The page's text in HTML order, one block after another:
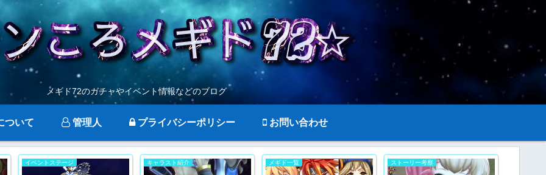
メギド72のガチャやイベント情報などのブログ
ついて 管理人 プライバシーポリシー お問い合わせ
イベントステージ キャラスト紹介 メギド一覧 ストーリー考察